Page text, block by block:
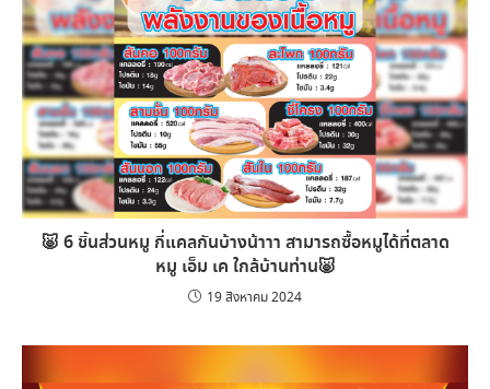
🐷 6 ชิ้นส่วนหมู กี่แคลกันบ้างน้าาา สามารถซื้อหมูได้ที่ตลาด
หมู เอ็ม เค ใกล้บ้านท่าน🐷
19 สิงหาคม 2024